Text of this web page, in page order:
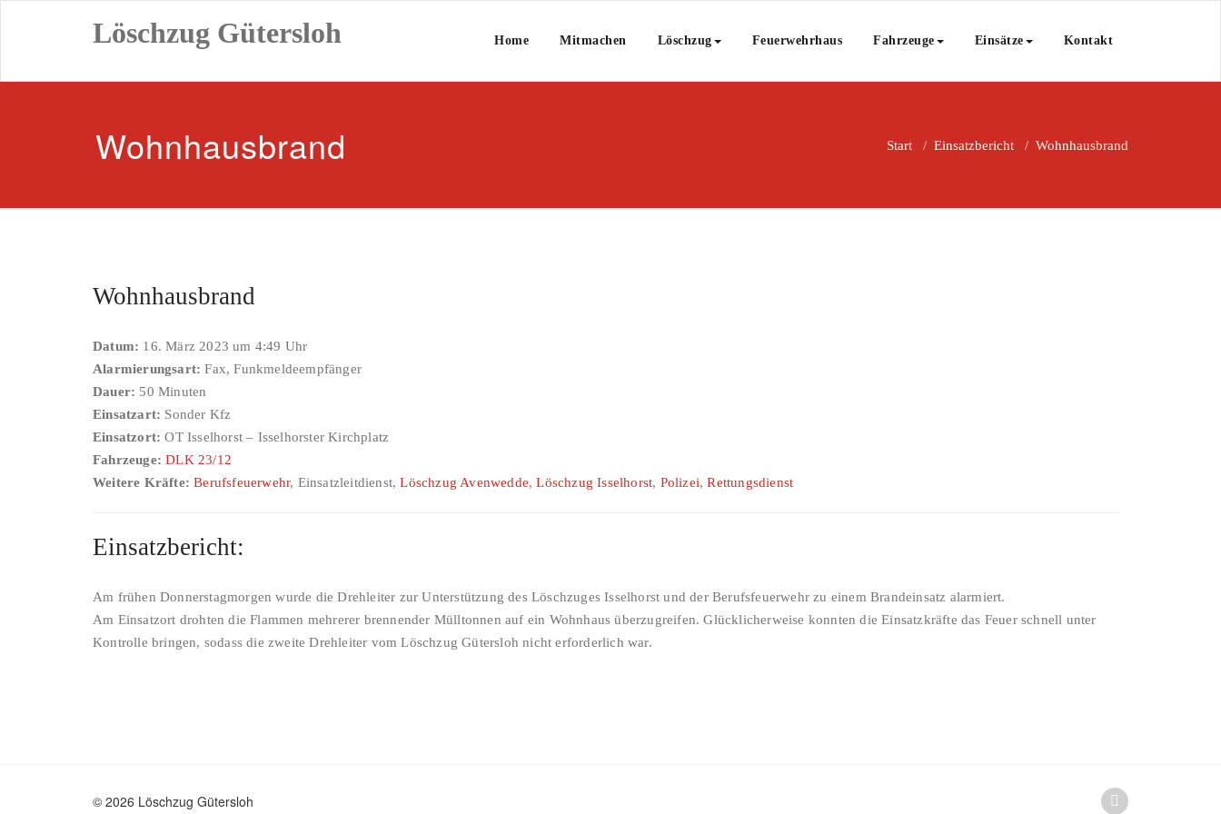
Löschzug Gütersloh Home Mitmachen Löschzug Feuerwehrhaus Fahrzeuge Einsätze Kontakt
Wohnhausbrand Start / Einsatzbericht / Wohnhausbrand
Wohnhausbrand
Datum: 16. März 2023 um 4:49 Uhr
Alarmierungsart: Fax, Funkmeldeempfänger
Dauer: 50 Minuten
Einsatzart: Sonder Kfz
Einsatzort: OT Isselhorst – Isselhorster Kirchplatz
Fahrzeuge: DLK 23/12
Weitere Kräfte: Berufsfeuerwehr, Einsatzleitdienst,Löschzug Avenwedde,Löschzug Isselhorst, Polizei,Rettungsdienst
Einsatzbericht:
Am frühen Donnerstagmorgen wurde die Drehleiter zur Unterstützung des Löschzuges Isselhorst und der Berufsfeuerwehr zu einem Brandeinsatz alarmiert.
Am Einsatzort drohten die Flammen mehrerer brennender Mülltonnen auf ein Wohnhaus überzugreifen. Glücklicherweise konnten die Einsatzkräfte das Feuer schnell unter
Kontrolle bringen, sodass die zweite Drehleiter vom Löschzug Gütersloh nicht erforderlich war.
© 2026 Löschzug Gütersloh